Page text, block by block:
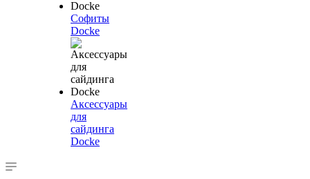
Софиты
Docke
Аксессуары
для
сайдинга
Docke